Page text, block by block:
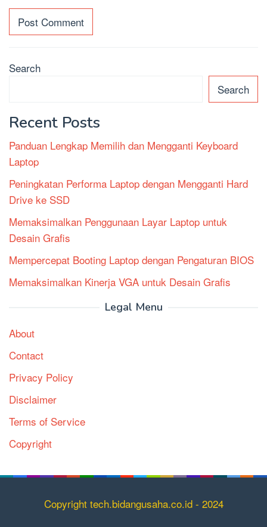
Search
Search
Recent Posts
Panduan Lengkap Memilih dan Mengganti Keyboard
Laptop
Peningkatan Performa Laptop dengan Mengganti Hard
Drive ke SSD
Memaksimalkan Penggunaan Layar Laptop untuk
Desain Grafis
Mempercepat Booting Laptop dengan Pengaturan BIOS
Memaksimalkan Kinerja VGA untuk Desain Grafis
Legal Menu
About
Contact
Privacy Policy
Disclaimer
Terms of Service
Copyright
Copyright tech.bidangusaha.co.id - 2024